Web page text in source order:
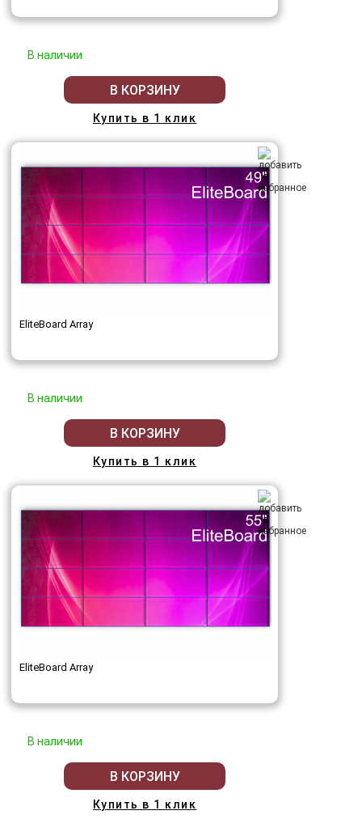
В наличии
В КОРЗИНУ
Купить в 1 клик
EliteBoard Array
В наличии
В КОРЗИНУ
Купить в 1 клик
EliteBoard Array
В наличии
В КОРЗИНУ
Купить в 1 клик